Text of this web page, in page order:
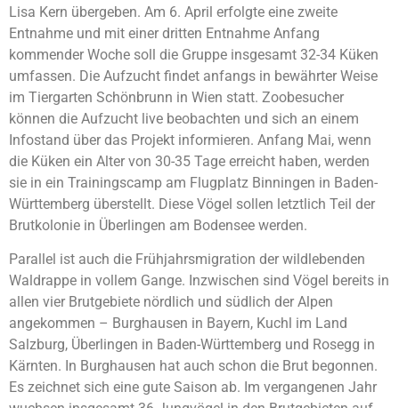
Lisa Kern übergeben. Am 6. April erfolgte eine zweite
Entnahme und mit einer dritten Entnahme Anfang
kommender Woche soll die Gruppe insgesamt 32-34 Küken
umfassen. Die Aufzucht findet anfangs in bewährter Weise
im Tiergarten Schönbrunn in Wien statt. Zoobesucher
können die Aufzucht live beobachten und sich an einem
Infostand über das Projekt informieren. Anfang Mai, wenn
die Küken ein Alter von 30-35 Tage erreicht haben, werden
sie in ein Trainingscamp am Flugplatz Binningen in Baden-
Württemberg überstellt. Diese Vögel sollen letztlich Teil der
Brutkolonie in Überlingen am Bodensee werden.
Parallel ist auch die Frühjahrsmigration der wildlebenden
Waldrappe in vollem Gange. Inzwischen sind Vögel bereits in
allen vier Brutgebiete nördlich und südlich der Alpen
angekommen – Burghausen in Bayern, Kuchl im Land
Salzburg, Überlingen in Baden-Württemberg und Rosegg in
Kärnten. In Burghausen hat auch schon die Brut begonnen.
Es zeichnet sich eine gute Saison ab. Im vergangenen Jahr